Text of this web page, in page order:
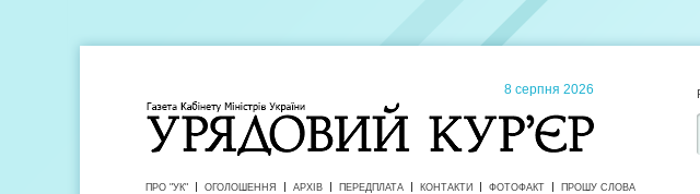
8 серпня 2026
ПРО "УК" ОГОЛОШЕННЯ АРХІВ ПЕРЕДПЛАТА КОНТАКТИ ФОТОФАКТ ПРОШУ СЛОВА